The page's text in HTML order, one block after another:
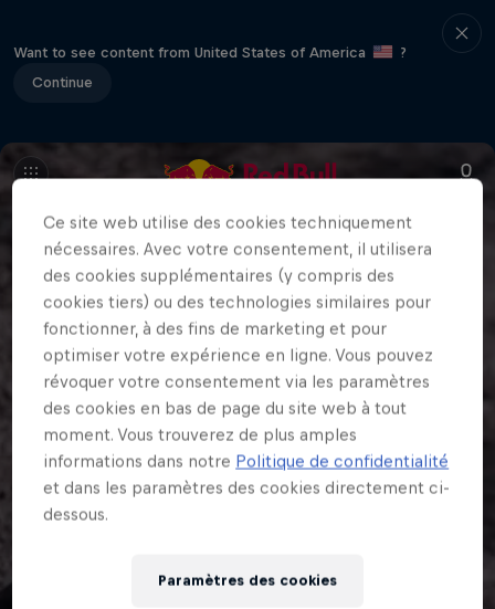
Want to see content from United States of America
?
Continue
Ce site web utilise des cookies techniquement
nécessaires. Avec votre consentement, il utilisera
des cookies supplémentaires (y compris des
cookies tiers) ou des technologies similaires pour
fonctionner, à des fins de marketing et pour
optimiser votre expérience en ligne. Vous pouvez
révoquer votre consentement via les paramètres
des cookies en bas de page du site web à tout
moment. Vous trouverez de plus amples
informations dans notre Politique de confidentialité
et dans les paramètres des cookies directement ci-
dessous.
Paramètres des cookies